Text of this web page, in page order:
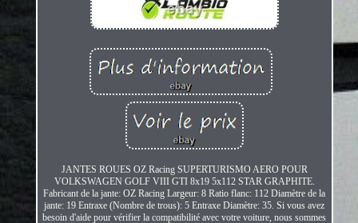
JANTES ROUES OZ Racing SUPERTURISMO AERO POUR
VOLKSWAGEN GOLF VIII GTI 8x19 5x112 STAR GRAPHITE.
Fabricant de la jante: OZ Racing Largeur: 8 Ratio flanc: 112 Diamètre de la
jante: 19 Entraxe (Nombre de trous): 5 Entraxe Diamètre: 35. Si vous avez
besoin d'aide pour vérifier la compatibilité avec votre voiture, nous sommes